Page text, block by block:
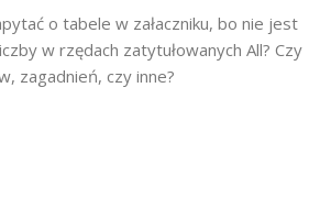
o tabele w załaczniku, bo nie jest
w rzędach zatytułowanych All? Czy
zagadnień, czy inne?